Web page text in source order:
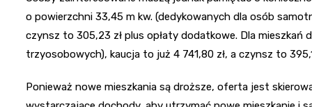
o powierzchni 33,45 m kw. (dedykowanych dla osób
czynsz to 305,23 zł plus opłaty dodatkowe. Dla
trzyosobowych), kaucja to już 4 741,80 zł, a czynsz to
Ponieważ nowe mieszkania są droższe, oferta jest